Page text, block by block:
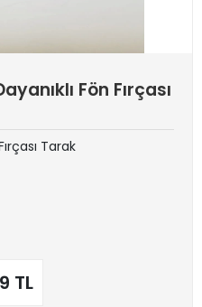
Fön Fırçası
Tarak
TL